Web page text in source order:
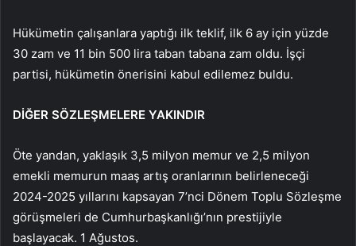
Hükümetin çalışanlara yaptığı ilk teklif, ilk 6 ay için yüzde
30 zam ve 11 bin 500 lira taban tabana zam oldu. İşçi
partisi, hükümetin önerisini kabul edilemez buldu.
DİĞER SÖZLEŞMELERE YAKINDIR
Öte yandan, yaklaşık 3,5 milyon memur ve 2,5 milyon
emekli memurun maaş artış oranlarının belirleneceği
2024-2025 yıllarını kapsayan 7’nci Dönem Toplu Sözleşme
görüşmeleri de Cumhurbaşkanlığı’nın prestijiyle
başlayacak. 1 Ağustos.